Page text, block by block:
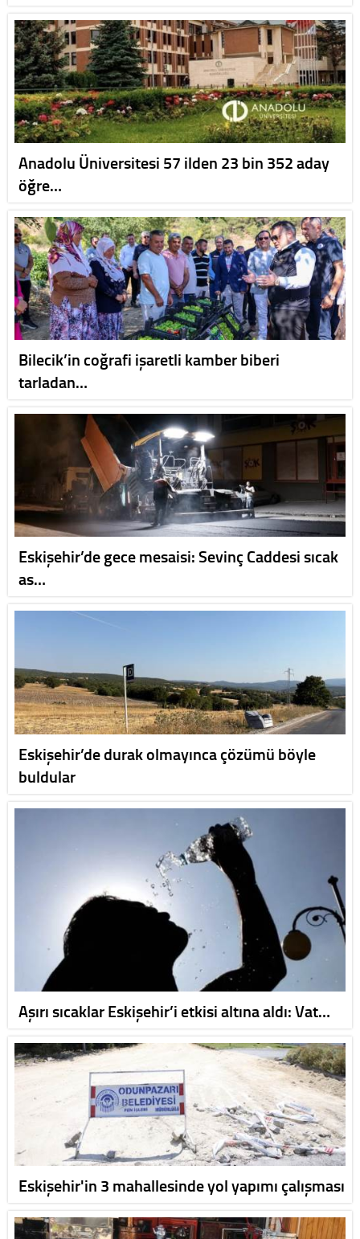
Anadolu Üniversitesi 57 ilden 23 bin 352 aday
öğre…
Bilecik’in coğrafi işaretli kamber biberi
tarladan…
Eskişehir’de gece mesaisi: Sevinç Caddesi sıcak
as…
Eskişehir’de durak olmayınca çözümü böyle
buldular
Aşırı sıcaklar Eskişehir’i etkisi altına aldı: Vat…
Eskişehir'in 3 mahallesinde yol yapımı çalışması